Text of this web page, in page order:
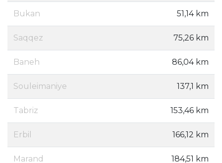
Bukan 51,14 km
Saqqez 75,26 km
Baneh 86,04 km
Souleimaniye 137,1 km
Tabriz 153,46 km
Erbil 166,12 km
Marand 184,51 km